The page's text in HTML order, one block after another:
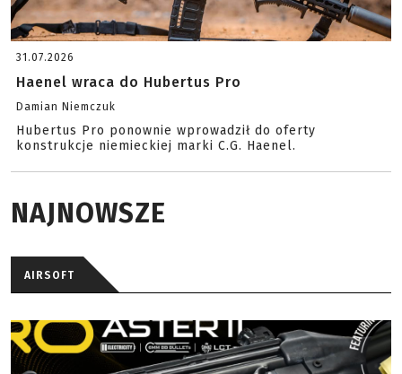
31.07.2026
Haenel wraca do Hubertus Pro
Damian Niemczuk
Hubertus Pro ponownie wprowadził do oferty
konstrukcje niemieckiej marki C.G. Haenel.
NAJNOWSZE
AIRSOFT